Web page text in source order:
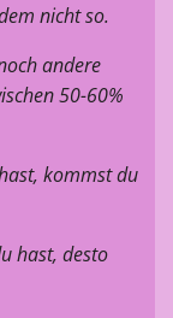
nicht so.
andere
50-60%
kommst du
hast, desto